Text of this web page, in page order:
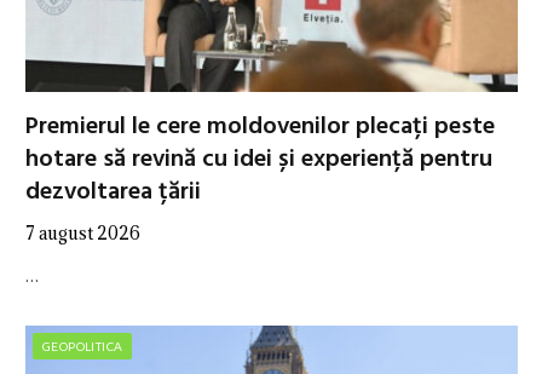
Premierul le cere moldovenilor plecați peste
hotare să revină cu idei și experiență pentru
dezvoltarea țării
7 august 2026
…
GEOPOLITICA